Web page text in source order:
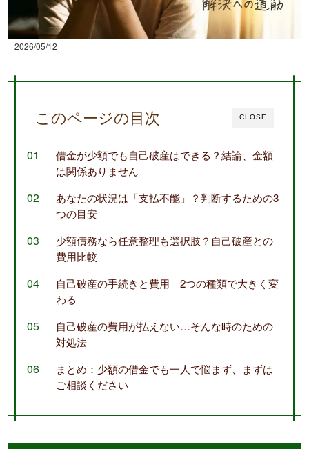
2026/05/12
CLOSE
このページの目次
借金が少額でも自己破産はできる？結論、金額
は関係ありません
あなたの状況は「支払不能」？判断するための3
つの目安
少額債務なら任意整理も選択肢？自己破産との
費用比較
自己破産の手続きと費用｜2つの種類で大きく変
わる
自己破産の費用が払えない…そんな時のための
対処法
まとめ：少額の借金でも一人で悩まず、まずは
ご相談ください